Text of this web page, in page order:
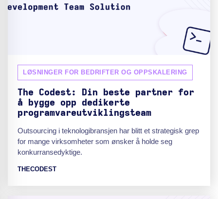
LØSNINGER FOR BEDRIFTER OG OPPSKALERING
The Codest: Din beste partner for
å bygge opp dedikerte
programvareutviklingsteam
Outsourcing i teknologibransjen har blitt et strategisk grep
for mange virksomheter som ønsker å holde seg
konkurransedyktige.
THECODEST